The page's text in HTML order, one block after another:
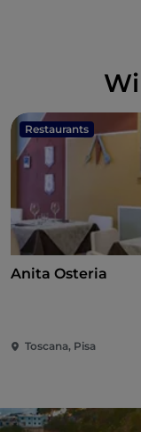
Restaurants
Anita Osteria
Toscana, Pisa